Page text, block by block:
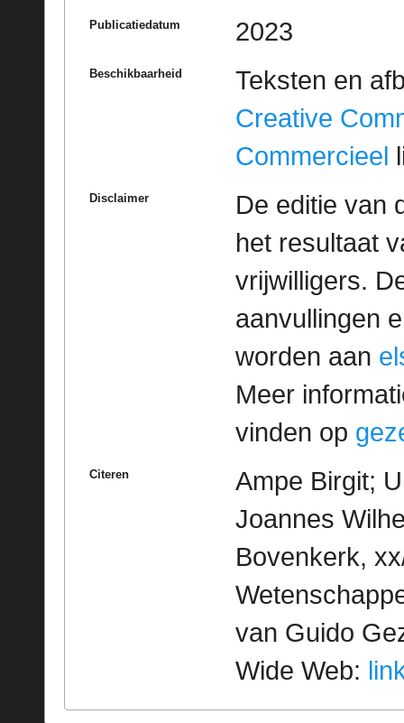
Publicatiedatum 2023
Beschikbaarheid
Teksten en
Creative
Commercieel
Disclaimer
De editie van
het resultaat
vrijwilligers.
aanvullingen
worden aan
Meer
vinden op
Citeren
Ampe Birgit;
Joannes
Bovenkerk,
van Guido
Wide Web: